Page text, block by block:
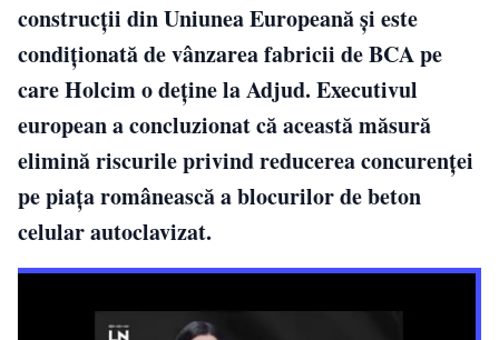
construcții din Uniunea Europeană și este
condiționată de vânzarea fabricii de BCA pe
care Holcim o deține la Adjud. Executivul
european a concluzionat că această măsură
elimină riscurile privind reducerea concurenței
pe piața românească a blocurilor de beton
celular autoclavizat.